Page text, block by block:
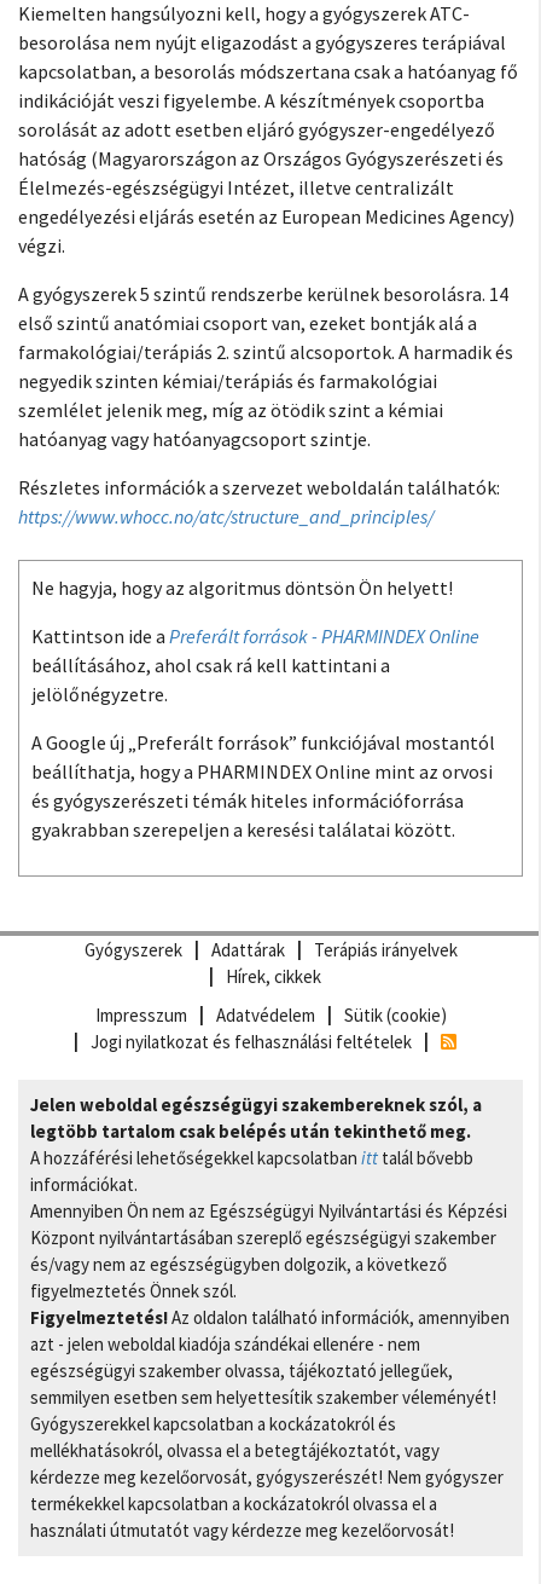
Kiemelten hangsúlyozni kell, hogy a gyógyszerek ATC-
besorolása nem nyújt eligazodást a gyógyszeres terápiával
kapcsolatban, a besorolás módszertana csak a hatóanyag fő
indikációját veszi figyelembe. A készítmények csoportba
sorolását az adott esetben eljáró gyógyszer-engedélyező
hatóság (Magyarországon az Országos Gyógyszerészeti és
Élelmezés-egészségügyi Intézet, illetve centralizált
engedélyezési eljárás esetén az European Medicines Agency)
végzi.
A gyógyszerek 5 szintű rendszerbe kerülnek besorolásra. 14
első szintű anatómiai csoport van, ezeket bontják alá a
farmakológiai/terápiás 2. szintű alcsoportok. A harmadik és
negyedik szinten kémiai/terápiás és farmakológiai
szemlélet jelenik meg, míg az ötödik szint a kémiai
hatóanyag vagy hatóanyagcsoport szintje.
Részletes információk a szervezet weboldalán találhatók:
https://www.whocc.no/atc/structure_and_principles/
Ne hagyja, hogy az algoritmus döntsön Ön helyett!
Kattintson ide a Preferált források - PHARMINDEX Online
beállításához, ahol csak rá kell kattintani a
jelölőnégyzetre.
A Google új „Preferált források” funkciójával mostantól
beállíthatja, hogy a PHARMINDEX Online mint az orvosi
és gyógyszerészeti témák hiteles információforrása
gyakrabban szerepeljen a keresési találatai között.
Gyógyszerek Adattárak
Terápiás irányelvek
Hírek, cikkek
Impresszum
Adatvédelem
Sütik (cookie)
Jogi nyilatkozat és felhasználási feltételek
Jelen weboldal egészségügyi szakembereknek szól, a
legtöbb tartalom csak belépés után tekinthető meg.
A hozzáférési lehetőségekkel kapcsolatban itt talál bővebb
információkat.
Amennyiben Ön nem az Egészségügyi Nyilvántartási és Képzési
Központ nyilvántartásában szereplő egészségügyi szakember
és/vagy nem az egészségügyben dolgozik, a következő
figyelmeztetés Önnek szól.
Figyelmeztetés!Az oldalon található információk, amennyiben
azt - jelen weboldal kiadója szándékai ellenére - nem
egészségügyi szakember olvassa, tájékoztató jellegűek,
semmilyen esetben sem helyettesítik szakember véleményét!
Gyógyszerekkel kapcsolatban a kockázatokról és
mellékhatásokról, olvassa el a betegtájékoztatót, vagy
kérdezze meg kezelőorvosát, gyógyszerészét! Nem gyógyszer
termékekkel kapcsolatban a kockázatokról olvassa el a
használati útmutatót vagy kérdezze meg kezelőorvosát!